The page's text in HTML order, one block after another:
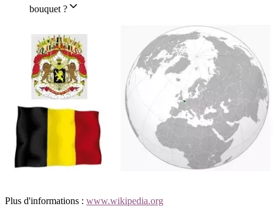
bouquet ?
Plus d'informations : www.wikipedia.org